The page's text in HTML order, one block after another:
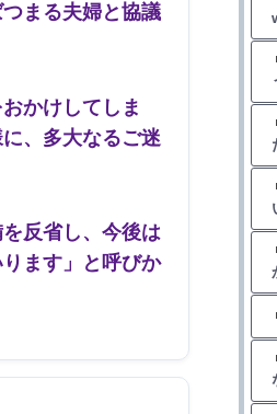
まる夫婦と協議
かけしてしま
、多大なるご迷
反省し、今後は
ます」と呼びか